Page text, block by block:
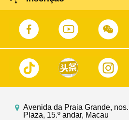
Avenida da Praia Grande,
Plaza, 15.º andar, Macau